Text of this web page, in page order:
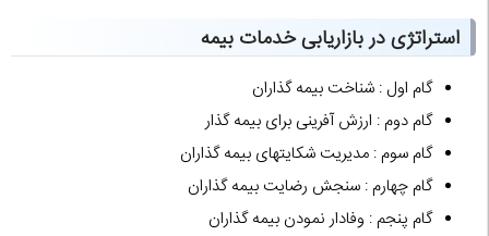
استراتژی در بازاریابی خدمات بیمه
گام اول : شناخت بیمه‏ گذاران
گام دوم : ارزش آفرینی برای‏ بیمه‏ گذار
گام سوم : مدیریت شکایت‏های بیمه‏ گذاران
گام چهارم : سنجش رضایت بیمه‏ گذاران
گام پنجم : وفادار نمودن بیمه گذاران